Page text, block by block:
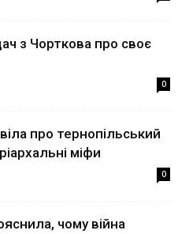
з Чорткова про своє
0
про тернопільський
міфи
0
чому війна